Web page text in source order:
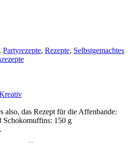
, Partyrezepte, Rezepte, Selbstgemachtes
also, das Rezept für die Affenbande:
Schokomuffins: 150 g